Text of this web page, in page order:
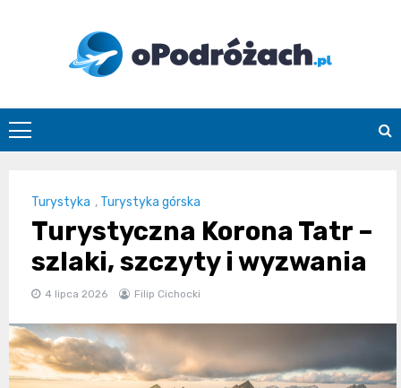
O
Podróżach
Turystyka , Turystyka górska
Turystyczna Korona Tatr –
szlaki, szczyty i wyzwania
4 lipca 2026 Filip Cichocki